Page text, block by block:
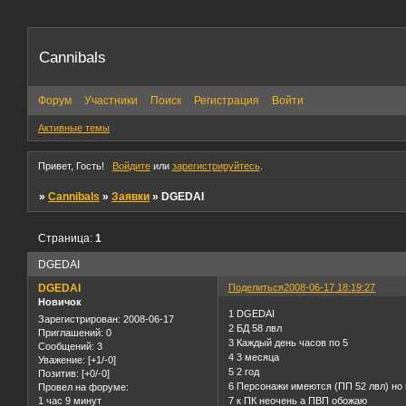
Cannibals
Форум Участники Поиск Регистрация Войти
Активные темы
Привет, Гость! Войдитеили зарегистрируйтесь.
»Cannibals »Заявки »DGEDAI
DGEDAI
Страница:1
Поделиться2008-06-17 18:19:27
DGEDAI
Новичок
Зарегистрирован: 2008-06-17
Приглашений: 0
Сообщений: 3
Уважение: [+1/-0]
Позитив: [+0/-0]
Провел на форуме:
1 час 9 минут
1 DGEDAI
2 БД 58 лвл
3 Каждый день часов по 5
4 3 месяца
5 2 год
6 Персонажи имеются (ПП 52 лвл) но
7 к ПК неочень а ПВП обожаю